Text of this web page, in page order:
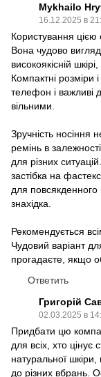
Mykhailo
16.12.2025 в
Користування
Вона чудово
високоякісній
Компактні розміри
телефон і важливі
вільними.
Зручність
ремінь в
для різних
застібка на
для
знахідка.
Рекомендується
Чудовий варіант
прогадаєте, якщо
Ответить
Григорій
02.03.2025 в
Придбати цю
для всіх, хто цінує
натуральної
до різних вбрань.